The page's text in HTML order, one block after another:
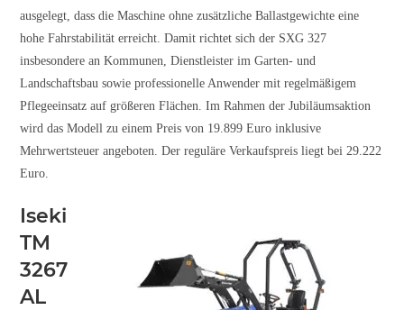
ausgelegt, dass die Maschine ohne zusätzliche Ballastgewichte eine
hohe Fahrstabilität erreicht. Damit richtet sich der SXG 327
insbesondere an Kommunen, Dienstleister im Garten- und
Landschaftsbau sowie professionelle Anwender mit regelmäßigem
Pflegeeinsatz auf größeren Flächen. Im Rahmen der Jubiläumsaktion
wird das Modell zu einem Preis von 19.899 Euro inklusive
Mehrwertsteuer angeboten. Der reguläre Verkaufspreis liegt bei 29.222
Euro.
Iseki
TM
3267
AL